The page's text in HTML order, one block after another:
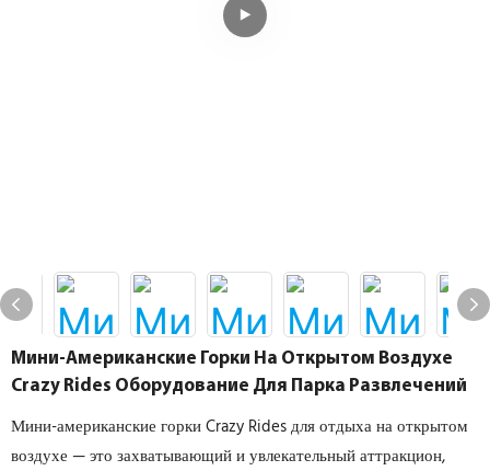
Мини-Американские Горки На Открытом Воздухе
Crazy Rides Оборудование Для Парка Развлечений
Мини-американские горки Crazy Rides для отдыха на открытом
воздухе — это захватывающий и увлекательный аттракцион,